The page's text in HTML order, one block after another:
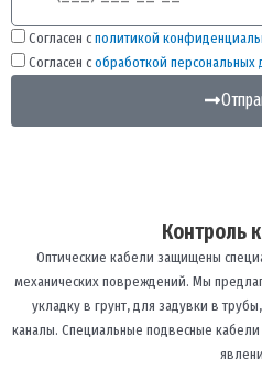
Согласен сполитикой
Согласен собработкой персональных
Контроль
Оптические кабели защищены
механических повреждений. Мы
укладку в грунт, для задувки в
каналы. Специальные подвесные